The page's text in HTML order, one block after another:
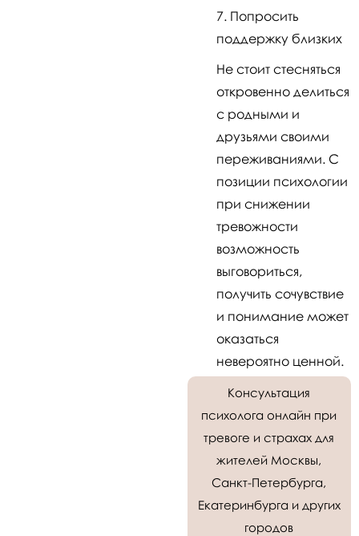
Попросить
поддержку близких
Не стоит стесняться
откровенно делиться
с родными и
друзьями своими
переживаниями. С
позиции психологии
при снижении
тревожности
возможность
выговориться,
получить сочувствие
и понимание может
оказаться
невероятно ценной.
Консультация
психолога онлайн при
тревоге и страхах для
жителей Москвы,
Санкт-Петербурга,
Екатеринбурга и других
городов